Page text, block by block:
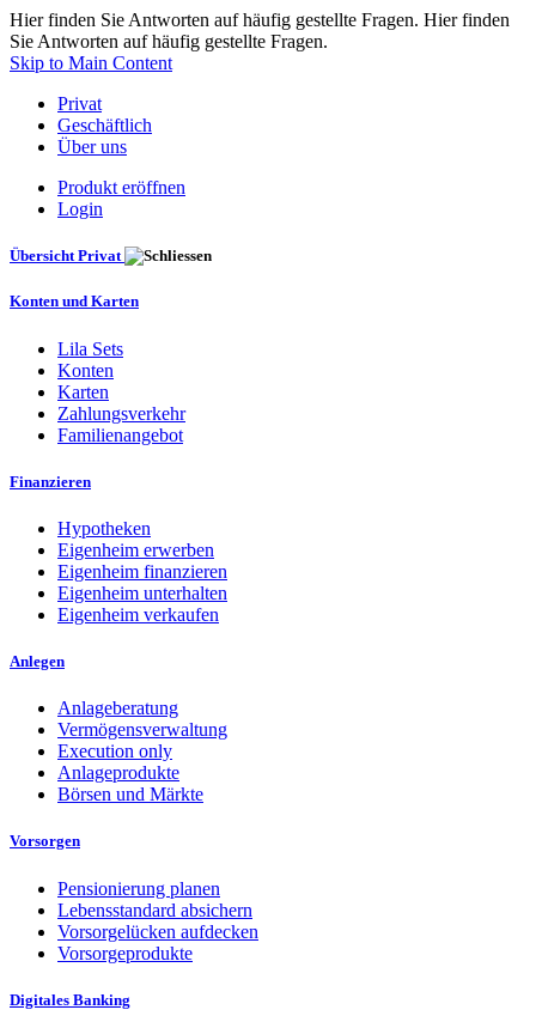
Hier finden Sie Antworten auf häufig gestellte Fragen. Hier finden
Sie Antworten auf häufig gestellte Fragen.
Skip to Main Content
Privat
Geschäftlich
Über uns
Produkt eröffnen
Login
Übersicht Privat
Konten und Karten
Lila Sets
Konten
Karten
Zahlungsverkehr
Familienangebot
Finanzieren
Hypotheken
Eigenheim erwerben
Eigenheim finanzieren
Eigenheim unterhalten
Eigenheim verkaufen
Anlegen
Anlageberatung
Vermögensverwaltung
Execution only
Anlageprodukte
Börsen und Märkte
Vorsorgen
Pensionierung planen
Lebensstandard absichern
Vorsorgelücken aufdecken
Vorsorgeprodukte
Digitales Banking